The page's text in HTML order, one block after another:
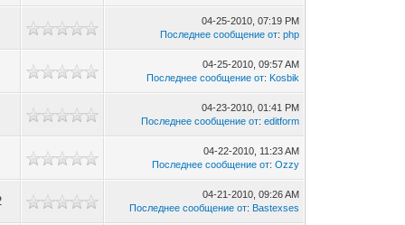
04-25-2010, 07:19 PM
Последнее сообщение от:php
04-25-2010, 09:57 AM
Последнее сообщение от: Kosbik
04-23-2010, 01:41 PM
Последнее сообщение от:editform
04-22-2010, 11:23 AM
Последнее сообщение от:Ozzy
04-21-2010, 09:26 AM
Последнее сообщение от: Bastexses